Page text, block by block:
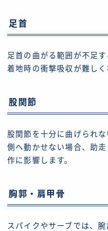
足首
足首の曲がる範囲が不足
着地時の衝撃吸収が難しく
股関節
股関節を十分に曲げられ
側へ動かせない場合、助
作に影響します。
胸郭・肩甲骨
スパイクやサーブでは、